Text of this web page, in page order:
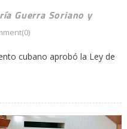
Guerra Soriano y
cubano aprobó la Ley de